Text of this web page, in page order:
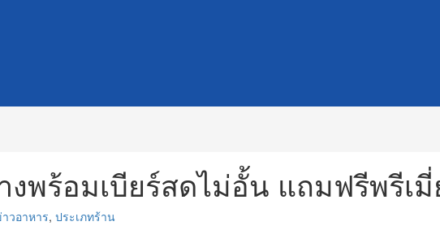
งพร้อมเบียร์สดไม่อั้น แถมฟรีพรีเ
วอาหาร, ประเภทร้าน